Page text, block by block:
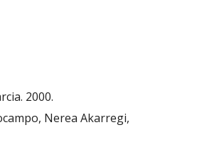
2000.
Nerea Akarregi,